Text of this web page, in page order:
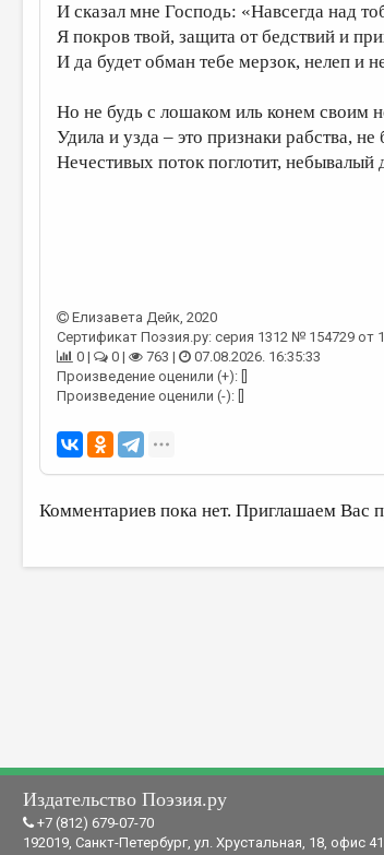
И сказал мне Господь: «Навсегда над
Я покров твой, защита от бедствий и
И да будет обман тебе мерзок, нелеп и
Но не будь с лошаком иль конем своим
Удила и узда – это признаки рабства, не
Нечестивых поток поглотит, небывалый
Елизавета Дейк, 2020
Сертификат Поэзия.ру: серия 1312 № 154729 от
0 |
0 | 763 |
07.08.2026. 16:35:33
Произведение оценили (+): []
Произведение оценили (-): []
Комментариев пока нет. Приглашаем Вас
Издательство Поэзия.ру
+7 (812) 679-07-70
192019, Санкт-Петербург, ул. Хрустальная, 18, офис